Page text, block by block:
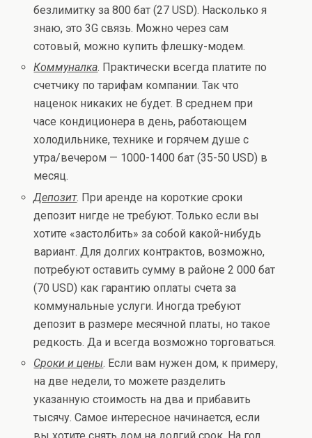
безлимитку за 800 бат (27 USD). Насколько я
знаю, это 3G связь. Можно через сам
сотовый, можно купить флешку-модем.
Коммуналка. Практически всегда платите по
счетчику по тарифам компании. Так что
наценок никаких не будет. В среднем при
часе кондиционера в день, работающем
холодильнике, технике и горячем душе с
утра/вечером — 1000-1400 бат (35-50 USD) в
месяц.
Депозит. При аренде на короткие сроки
депозит нигде не требуют. Только если вы
хотите «застолбить» за собой какой-нибудь
вариант. Для долгих контрактов, возможно,
потребуют оставить сумму в районе 2 000 бат
(70 USD) как гарантию оплаты счета за
коммунальные услуги. Иногда требуют
депозит в размере месячной платы, но такое
редкость. Да и всегда возможно торговаться.
Сроки и цены. Если вам нужен дом, к примеру,
на две недели, то можете разделить
указанную стоимость на два и прибавить
тысячу. Самое интересное начинается, если
вы хотите снять дом на долгий срок. На год